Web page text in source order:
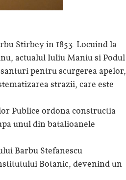
Stirbey in 1853. Locuind la
actualul Iuliu Maniu si Podul
pentru scurgerea apelor,
strazii, care este
Publice ordona constructia
unul din batalioanele
Barbu Stefanescu
Botanic, devenind un